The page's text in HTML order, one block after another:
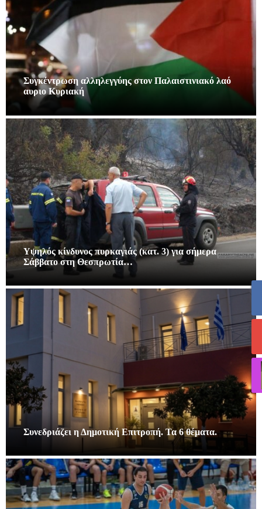
Συγκέντρωση αλληλεγγύης στον Παλαιστινιακό λαό
αυριο Κυριακή
Υψηλός κίνδυνος πυρκαγιάς (κατ. 3) για σήμερα
Σάββατο στη Θεσπρωτία…
Συνεδριάζει η Δημοτική Επιτροπή. Τα 6 θέματα.